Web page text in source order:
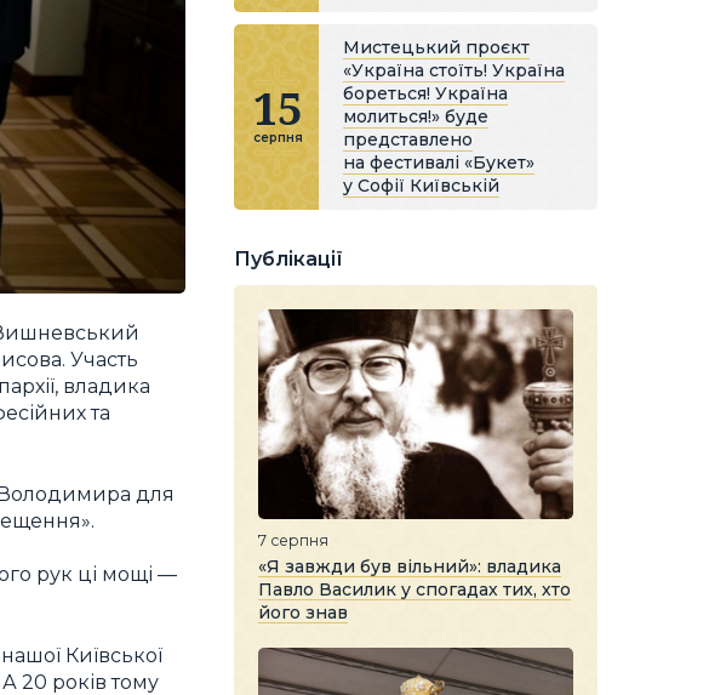
Участь
владика
та
для
рук ці мощі —
Київської
20 років тому
15
серпня
Мистецький проєкт
«Україна стоїть! Україна
бореться! Україна
молиться!» буде
представлено
на фестивалі «Букет»
у Софії Київській
Публікації
7 серпня
«Я завжди був вільний»: владика
Павло Василик у спогадах тих, хто
його знав